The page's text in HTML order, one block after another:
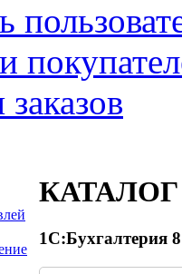
КАТАЛОГ
1С:Бухгалтерия 8